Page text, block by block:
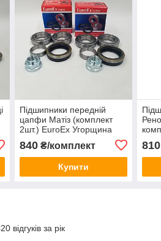
Підшипники передній
цапфи Матіз (комплект
2шт.) EuroEx Угорщина
840₴/комплект
Купити
810
відгуків за рік